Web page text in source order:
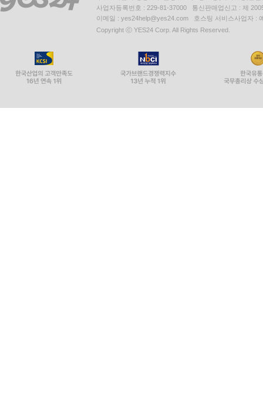
사업자등록번호 : 229-81-37000 통신판매업신고 : 제
이메일 : yes24help@yes24.com 호스팅 서비스사업자 :
Copyright ⓒ YES24 Corp. All Rights Reserved.